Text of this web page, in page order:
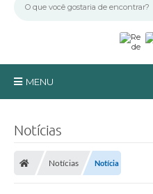
MENU
Notícias
Notícias Notícia